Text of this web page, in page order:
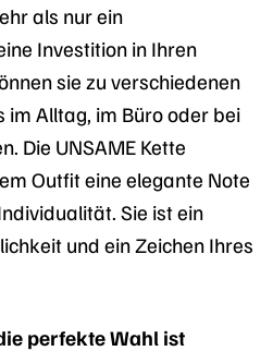
als nur ein
Investition in Ihren
sie zu verschiedenen
im Alltag, im Büro oder bei
Die UNSAME Kette
Outfit eine elegante Note
Sie ist ein
und ein Zeichen Ihres
perfekte Wahl ist